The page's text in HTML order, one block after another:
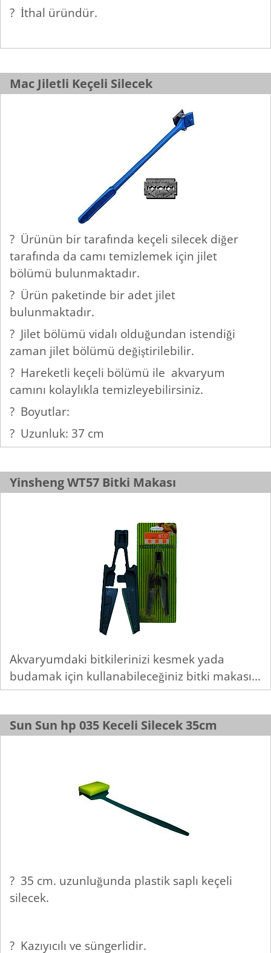
? İthal üründür.
Mac Jiletli Keçeli Silecek
? Ürünün bir tarafında keçeli silecek diğer
tarafında da camı temizlemek için jilet
bölümü bulunmaktadır.
? Ürün paketinde bir adet jilet
bulunmaktadır.
? Jilet bölümü vidalı olduğundan istendiği
zaman jilet bölümü değiştirilebilir.
? Hareketli keçeli bölümü ile akvaryum
camını kolaylıkla temizleyebilirsiniz.
? Boyutlar:
? Uzunluk: 37 cm
Yinsheng WT57 Bitki Makası
Akvaryumdaki bitkilerinizi kesmek yada
budamak için kullanabileceğiniz bitki makası...
Sun Sun hp 035 Keceli Silecek 35cm
? 35 cm. uzunluğunda plastik saplı keçeli
silecek.
? Kazıyıcılı ve süngerlidir.